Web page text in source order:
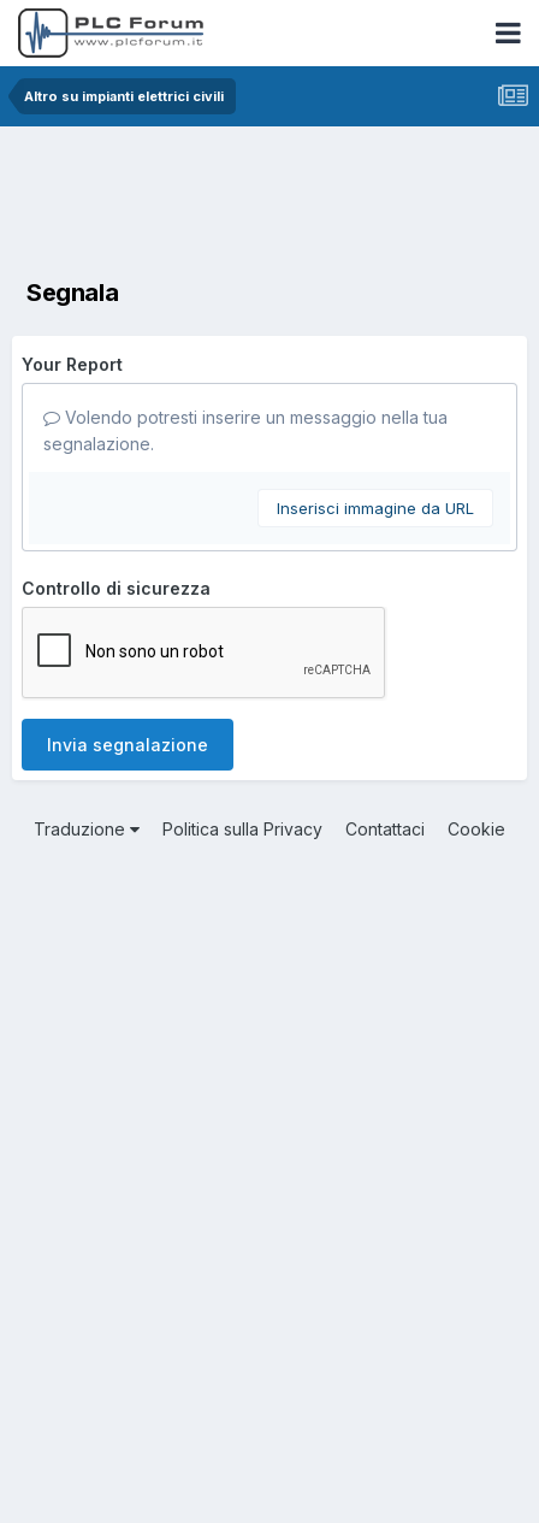
Altro su impianti elettrici civili
Segnala
Your Report
Volendo potresti inserire un messaggio nella tua
segnalazione.
Inserisci immagine da URL
Controllo di sicurezza
Invia segnalazione
Traduzione Politica sulla Privacy Contattaci Cookie